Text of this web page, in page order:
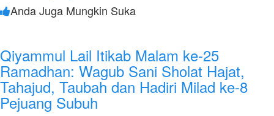
Anda Juga Mungkin Suka
Qiyammul Lail Itikab Malam ke-25
Ramadhan: Wagub Sani Sholat Hajat,
Tahajud, Taubah dan Hadiri Milad ke-8
Pejuang Subuh